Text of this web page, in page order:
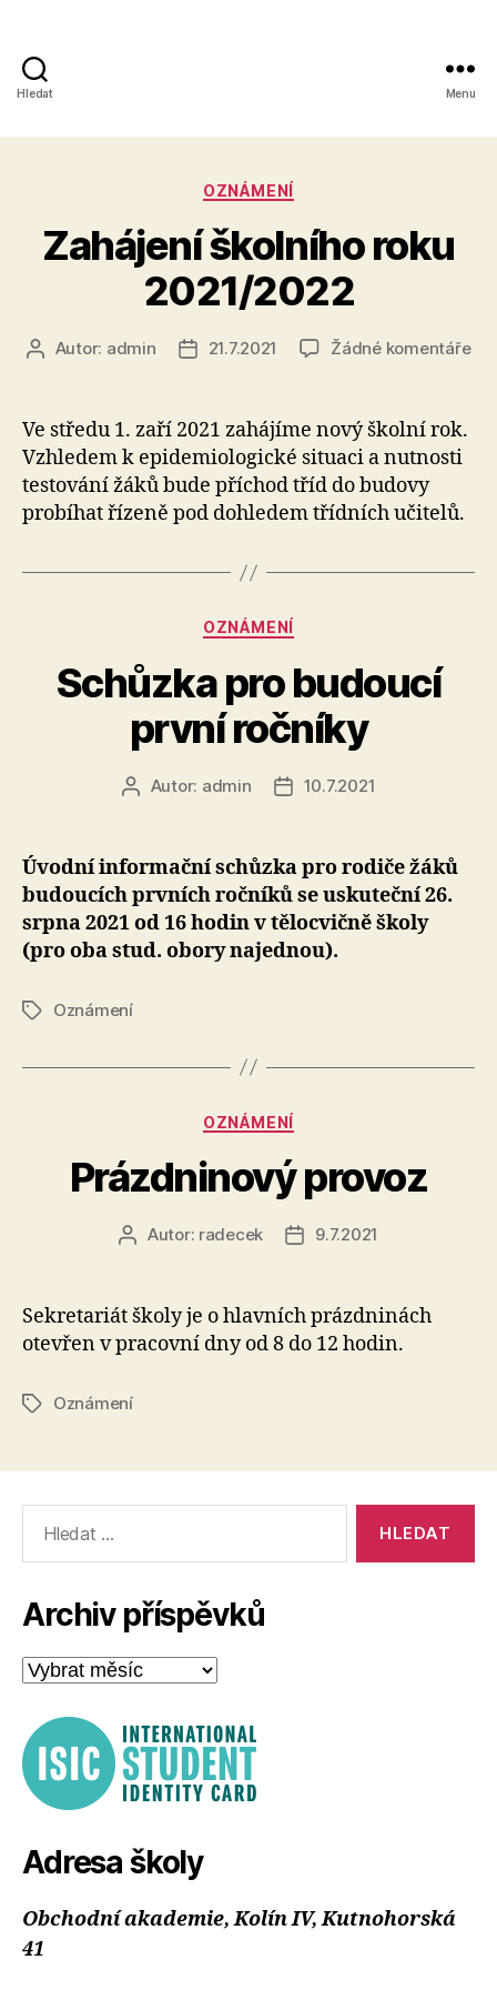
Hledat
akademie,
Kolín
IV,
Kutnohorská
41
Menu
Rubriky
OZNÁMENÍ
Zahájení školního roku
2021/2022
AutorAutor: admin
Datum
21.7.2021 Žádné komentářeu
Ve středu 1. zaří 2021 zahájíme nový školní rok.
Vzhledem k epidemiologické situaci a nutnosti
testování žáků bude příchod tříd do budovy
probíhat řízeně pod dohledem třídních učitelů.
Rubriky
OZNÁMENÍ
Schůzka pro budoucí
první ročníky
AutorAutor: admin
Datum
10.7.2021
Úvodní informační schůzka pro rodiče žáků
budoucích prvních ročníků se uskuteční 26.
srpna 2021 od 16 hodin v tělocvičně školy
(pro oba stud. obory najednou).
ŠtítkyOznámení
Rubriky
OZNÁMENÍ
Prázdninový provoz
AutorAutor: radecek
Datum
9.7.2021
Sekretariát školy je o hlavních prázdninách
otevřen v pracovní dny od 8 do 12 hodin.
ŠtítkyOznámení
vyhledávání:
Archiv příspěvků
Archiv
příspěvků
Adresa školy
Obchodní akademie, Kolín IV, Kutnohorská
41